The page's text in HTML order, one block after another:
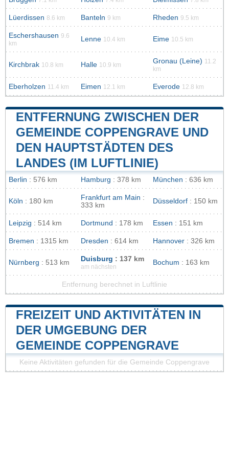
Lüerdissen 8.6 km Banteln 9 km Rheden 9.5 km
Eschershausen 9.6
km
Lenne 10.4 km Eime 10.5 km
Kirchbrak 10.8 km Halle 10.9 km Gronau (Leine) 11.2
km
Eberholzen 11.4 km Eimen 12.1 km Everode 12.8 km
ENTFERNUNG ZWISCHEN DER
GEMEINDE COPPENGRAVE UND
DEN HAUPTSTÄDTEN DES
LANDES (IM LUFTLINIE)
Berlin : 576 km Hamburg : 378 km München : 636 km
Köln : 180 km Frankfurt am Main :
333 km
Düsseldorf : 150 km
Leipzig : 514 km Dortmund : 178 km Essen : 151 km
Bremen : 1315 km Dresden : 614 km Hannover : 326 km
Nürnberg : 513 km Duisburg : 137 km
am nächsten
Bochum : 163 km
Entfernung berechnet in Luftlinie
FREIZEIT UND AKTIVITÄTEN IN
DER UMGEBUNG DER
GEMEINDE COPPENGRAVE
Keine Aktivitäten gefunden für die Gemeinde Coppengrave